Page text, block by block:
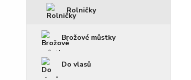
Rolničky
Brožové můstky
Do vlasů